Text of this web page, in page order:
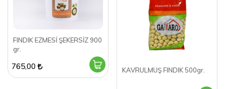
FINDIK EZMESİ ŞEKERSİZ 900
gr.
765,00 KAVRULMUŞ FINDIK 500gr.